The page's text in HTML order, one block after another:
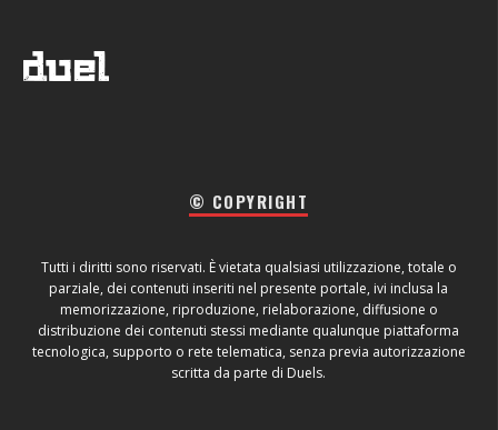
© COPYRIGHT
Tutti i diritti sono riservati. È vietata qualsiasi utilizzazione, totale o
parziale, dei contenuti inseriti nel presente portale, ivi inclusa la
memorizzazione, riproduzione, rielaborazione, diffusione o
distribuzione dei contenuti stessi mediante qualunque piattaforma
tecnologica, supporto o rete telematica, senza previa autorizzazione
scritta da parte di Duels.